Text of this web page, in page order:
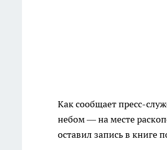
Как сообщает пресс-
небом — на месте
оставил запись в книге